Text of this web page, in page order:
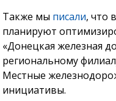
Также мы писали, что
планируют
«Донецкая железная
региональному
Местные
инициативы.